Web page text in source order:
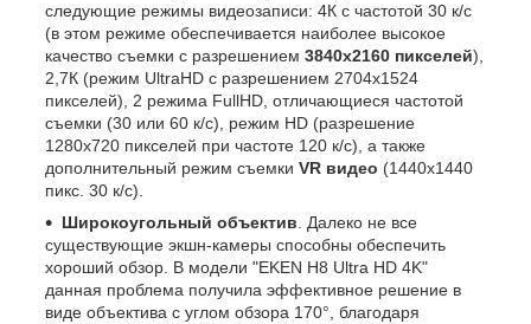
следующие режимы видеозаписи: 4К c частотой 30 к/c
(в этом режиме обеспечивается наиболее высокое
качество съемки с разрешением 3840х2160 пикселей),
2,7К (режим UltraHD с разрешением 2704х1524
пикселей), 2 режима FullHD, отличающиеся частотой
съемки (30 или 60 к/с), режим HD (разрешение
1280х720 пикселей при частоте 120 к/с), а также
дополнительный режим съемки VR видео (1440х1440
пикс. 30 к/с).
Широкоугольный объектив. Далеко не все
существующие экшн-камеры способны обеспечить
хороший обзор. В модели "EKEN H8 Ultra HD 4K"
данная проблема получила эффективное решение в
виде объектива с углом обзора 170°, благодаря